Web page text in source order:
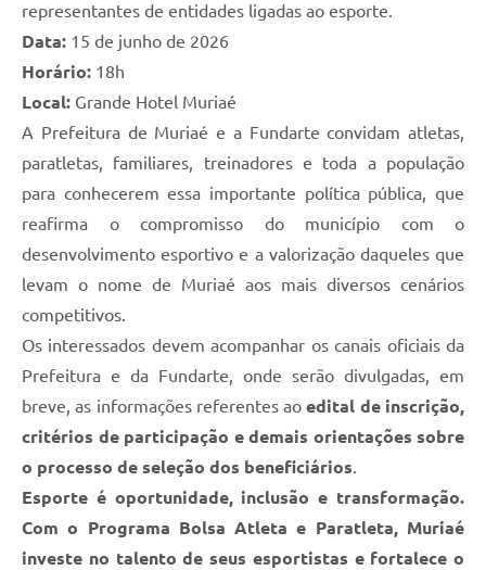
representantes de entidades ligadas ao esporte.
Data: 15 de junho de 2026
Horário: 18h
Local: Grande Hotel Muriaé
A Prefeitura de Muriaé e a Fundarte convidam atletas,
paratletas, familiares, treinadores e toda a população
para conhecerem essa importante política pública, que
reafirma o compromisso do município com o
desenvolvimento esportivo e a valorização daqueles que
levam o nome de Muriaé aos mais diversos cenários
competitivos.
Os interessados devem acompanhar os canais oficiais da
Prefeitura e da Fundarte, onde serão divulgadas, em
breve, as informações referentes aoedital de inscrição,
critérios de participação e demais orientações sobre
o processo de seleção dos beneficiários.
Esporte é oportunidade, inclusão e transformação.
Com o Programa Bolsa Atleta e Paratleta, Muriaé
investe no talento de seus esportistas e fortalece o